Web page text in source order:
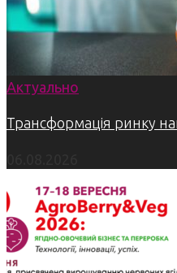
Актуально
Трансформація ринку